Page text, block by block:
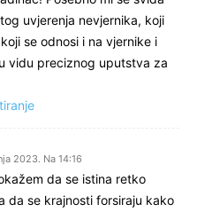
uvjerenja nevjernika, koji
se odnosi i na vjernike i
vidu preciznog uputstva za
2023. Na 14:16
da se istina retko
da se krajnosti forsiraju kako